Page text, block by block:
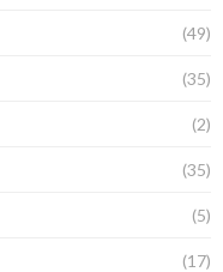
(49)
(35)
(2)
(35)
(5)
(17)